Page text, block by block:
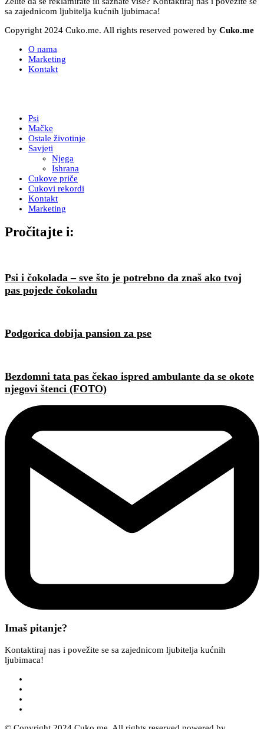
sa zajednicom ljubitelja kućnih ljubimaca!
Copyright 2024 Cuko.me. All rights reserved powered by Cuko.me
O nama
Marketing
Kontakt
Psi
Mačke
Ostale životinje
Savjeti
Njega
Ishrana
Cukove priče
Cukovi rekordi
Kontakt
Marketing
Pročitajte i:
Psi i čokolada – sve što je potrebno da znaš ako tvoj
pas pojede čokoladu
Podgorica dobija pansion za pse
Bezdomni tata pas čekao ispred ambulante da se okote
njegovi štenci (FOTO)
Imaš pitanje?
Kontaktiraj nas i povežite se sa zajednicom ljubitelja kućnih
ljubimaca!